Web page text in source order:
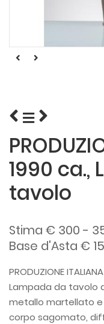
1990 ca.,
tavolo
Stima € 300 -
Base d'Asta €
PRODUZIONE
Lampada da tavolo
metallo martellato
corpo sagomato,